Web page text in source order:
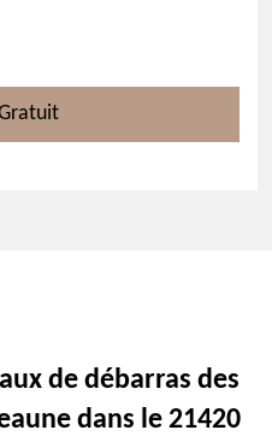
de débarras des
dans le 21420